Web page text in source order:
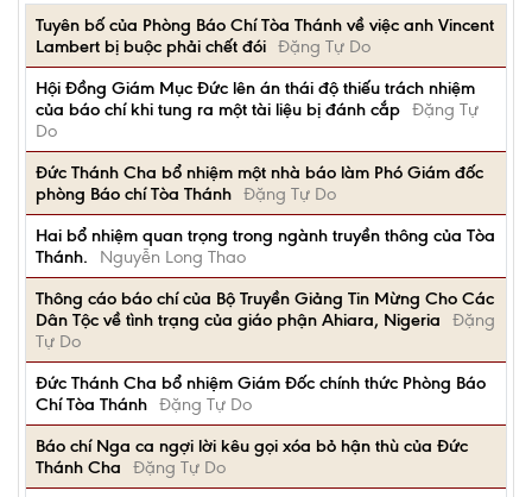
Tuyên bố của Phòng Báo Chí Tòa Thánh về việc anh Vincent
Lambert bị buộc phải chết đói Đặng Tự Do
Hội Đồng Giám Mục Đức lên án thái độ thiếu trách nhiệm
của báo chí khi tung ra một tài liệu bị đánh cắp Đặng Tự
Do
Đức Thánh Cha bổ nhiệm một nhà báo làm Phó Giám đốc
phòng Báo chí Tòa Thánh Đặng Tự Do
Hai bổ nhiệm quan trọng trong ngành truyền thông của Tòa
Thánh.
Nguyễn Long Thao
Thông cáo báo chí của Bộ Truyền Giảng Tin Mừng Cho Các
Dân Tộc về tình trạng của giáo phận Ahiara, Nigeria
Đặng
Tự Do
Đức Thánh Cha bổ nhiệm Giám Đốc chính thức Phòng Báo
Chí Tòa Thánh Đặng Tự Do
Báo chí Nga ca ngợi lời kêu gọi xóa bỏ hận thù của Đức
Thánh Cha
Đặng Tự Do